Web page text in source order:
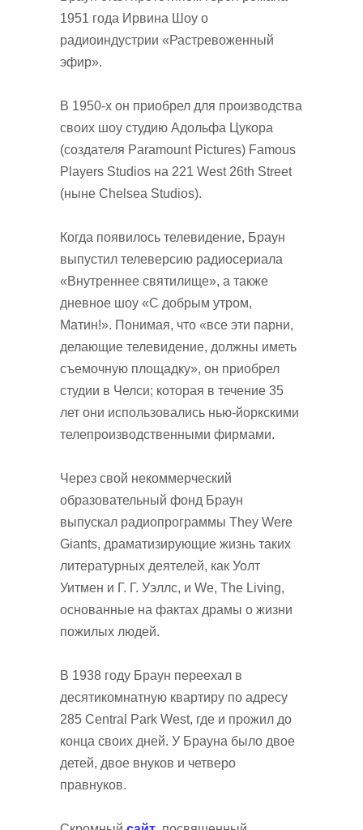
1951 года Ирвина Шоу о
радиоиндустрии «Растревоженный
эфир».
В 1950-х он приобрел для производства
своих шоу студию Адольфа Цукора
(создателя Paramount Pictures) Famous
Players Studios на 221 West 26th Street
(ныне Chelsea Studios).
Когда появилось телевидение, Браун
выпустил телеверсию радиосериала
«Внутреннее святилище», а также
дневное шоу «С добрым утром,
Матин!». Понимая, что «все эти парни,
делающие телевидение, должны иметь
съемочную площадку», он приобрел
студии в Челси; которая в течение 35
лет они использовались нью-йоркскими
телепроизводственными фирмами.
Через свой некоммерческий
образовательный фонд Браун
выпускал радиопрограммы They Were
Giants, драматизирующие жизнь таких
литературных деятелей, как Уолт
Уитмен и Г. Г. Уэллс, и We, The Living,
основанные на фактах драмы о жизни
пожилых людей.
В 1938 году Браун переехал в
десятикомнатную квартиру по адресу
285 Central Park West, где и прожил до
конца своих дней. У Брауна было двое
детей, двое внуков и четверо
правнуков.